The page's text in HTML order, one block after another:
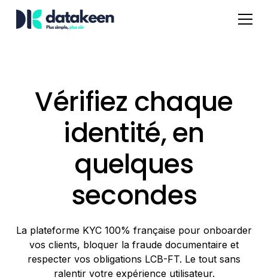
Vérifiez chaque
identité, en
quelques
secondes
La plateforme KYC 100% française pour onboarder
vos clients, bloquer la fraude documentaire et
respecter vos obligations LCB-FT. Le tout sans
ralentir votre expérience utilisateur.